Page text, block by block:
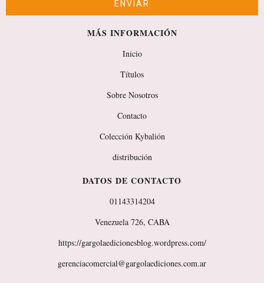
MÁS INFORMACIÓN
Inicio
Títulos
Sobre Nosotros
Contacto
Colección Kybalión
distribución
DATOS DE CONTACTO
01143314204
Venezuela 726, CABA
https://gargolaedicionesblog.wordpress.com/
gerenciacomercial@gargolaediciones.com.ar